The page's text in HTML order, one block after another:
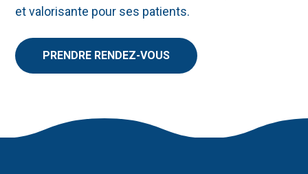
et valorisante pour ses patients.
PRENDRE RENDEZ-VOUS